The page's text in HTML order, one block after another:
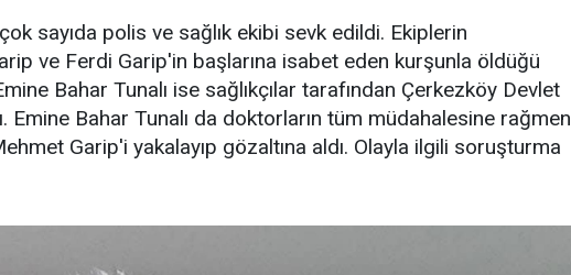
sayıda polis ve sağlık ekibi sevk edildi. Ekiplerin
ve Ferdi Garip'in başlarına isabet eden kurşunla öldüğü
Bahar Tunalı ise sağlıkçılar tarafından Çerkezköy Devlet
Emine Bahar Tunalı da doktorların tüm müdahalesine rağmen
Garip'i yakalayıp gözaltına aldı. Olayla ilgili soruşturma